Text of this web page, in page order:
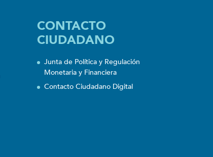
CONTACTO
CIUDADANO
Junta de Política y Regulación
Monetaria y Financiera
Contacto Ciudadano Digital